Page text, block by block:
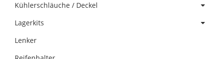
Kühlerschläuche / Deckel
Lagerkits
Lenker